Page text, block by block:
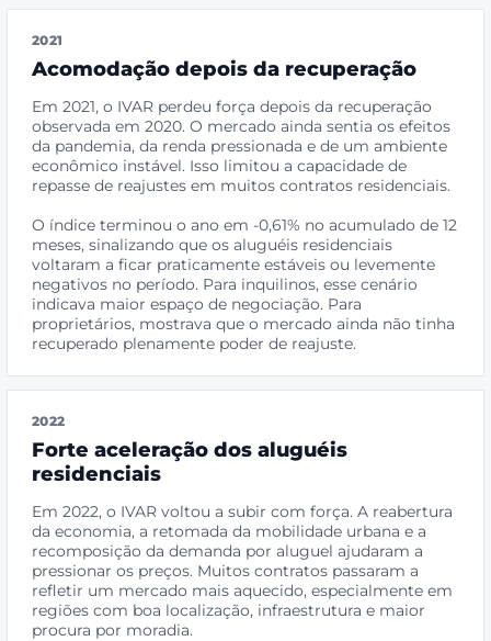
2021
Acomodação depois da recuperação
Em 2021, o IVAR perdeu força depois da recuperação
observada em 2020. O mercado ainda sentia os efeitos
da pandemia, da renda pressionada e de um ambiente
econômico instável. Isso limitou a capacidade de
repasse de reajustes em muitos contratos residenciais.
O índice terminou o ano em -0,61% no acumulado de 12
meses, sinalizando que os aluguéis residenciais
voltaram a ficar praticamente estáveis ou levemente
negativos no período. Para inquilinos, esse cenário
indicava maior espaço de negociação. Para
proprietários, mostrava que o mercado ainda não tinha
recuperado plenamente poder de reajuste.
2022
Forte aceleração dos aluguéis
residenciais
Em 2022, o IVAR voltou a subir com força. A reabertura
da economia, a retomada da mobilidade urbana e a
recomposição da demanda por aluguel ajudaram a
pressionar os preços. Muitos contratos passaram a
refletir um mercado mais aquecido, especialmente em
regiões com boa localização, infraestrutura e maior
procura por moradia.